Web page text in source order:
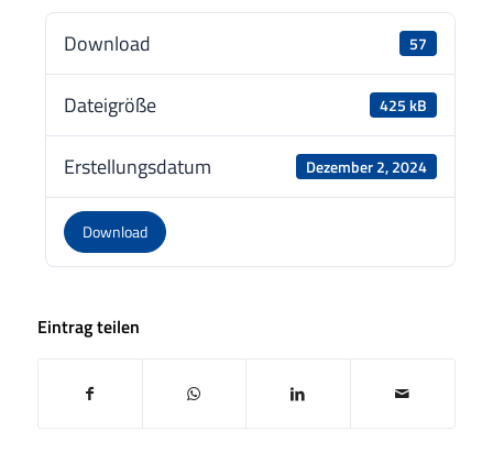
Download 57
Dateigröße 425 kB
Erstellungsdatum Dezember 2, 2024
Download
Eintrag teilen